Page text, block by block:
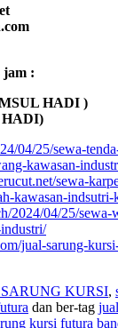
jam :
HADI )
HADI)
04/25/sewa-
kawasan-
sewa-
kawasan-
2024/04/25/sewa-
jual-sarung-
KURSI,
dan ber-tag
kursi futura